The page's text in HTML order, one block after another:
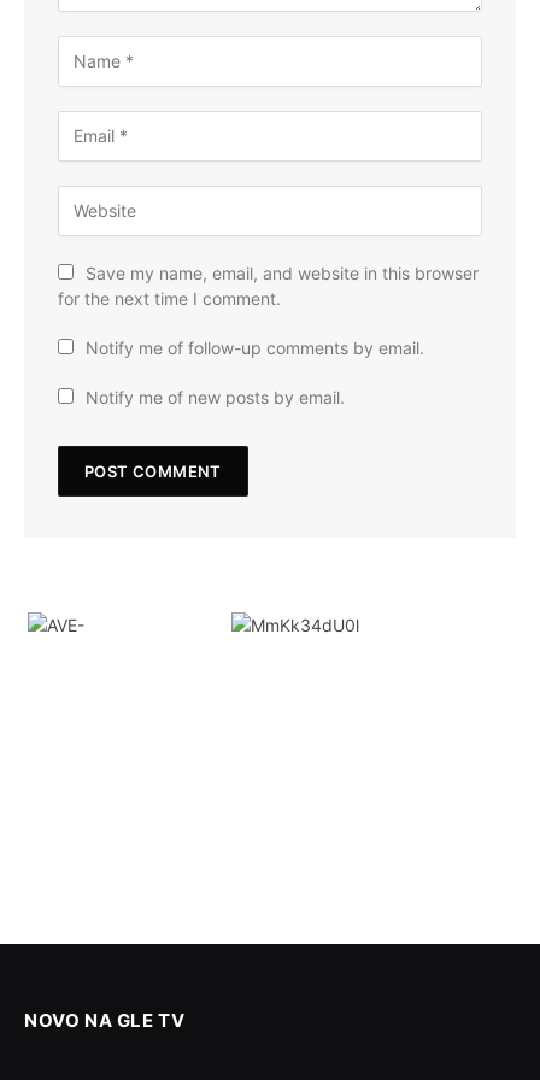
Save my name, email, and website in this browser
for the next time I comment.
Notify me of follow-up comments by email.
Notify me of new posts by email.
NOVO NA GLE TV